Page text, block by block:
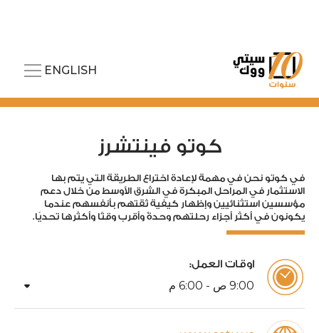
ENGLISH
اوقات العمل:
9:00 ص - 6:00 م arrow_drop_down
كوتو فينتشرز
في كوتو نحن في مهمة لإعادة اختراع الطريقة التي يتم بها
الاستثمار في المراحل المبكرة في الشرق الأوسط من خلال دعم
مؤسسين استثنائيين وإظهار كيفية ثقتهم بأنفسهم عندما
يكونون في أكثر أجزاء رحلتهم وحدةً وأقرب وقتًا وأكثرها تحديًا.